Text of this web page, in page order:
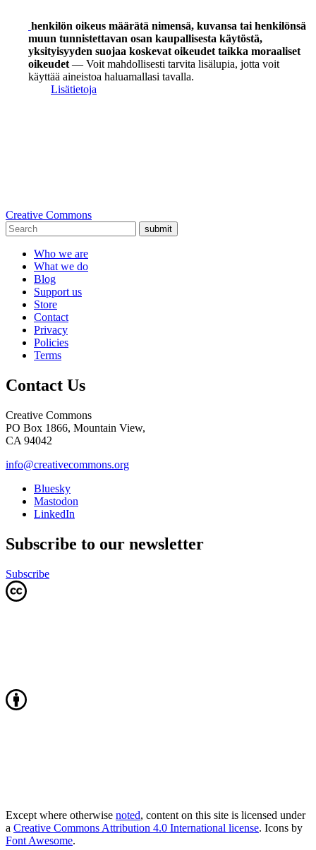
henkilön oikeus määrätä nimensä, kuvansa tai henkilönsä
muun tunnistettavan osan kaupallisesta käytöstä,
yksityisyyden suojaa koskevat oikeudet taikka moraaliset
oikeudet — Voit mahdollisesti tarvita lisälupia, jotta voit
käyttää aineistoa haluamallasi tavalla.
Lisätietoja
Creative Commons
submit
Who we are
What we do
Blog
Support us
Store
Contact
Privacy
Policies
Terms
Contact Us
Creative Commons
PO Box 1866, Mountain View,
CA 94042
info@creativecommons.org
Bluesky
Mastodon
LinkedIn
Subscribe to our newsletter
Subscribe
Except where otherwise noted, content on this site is licensed under
a Creative Commons Attribution 4.0 International license. Icons by
Font Awesome.